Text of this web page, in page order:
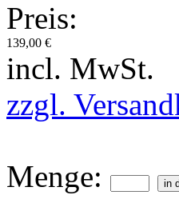
Preis:
139,00 €
incl. MwSt.
zzgl.
Menge: